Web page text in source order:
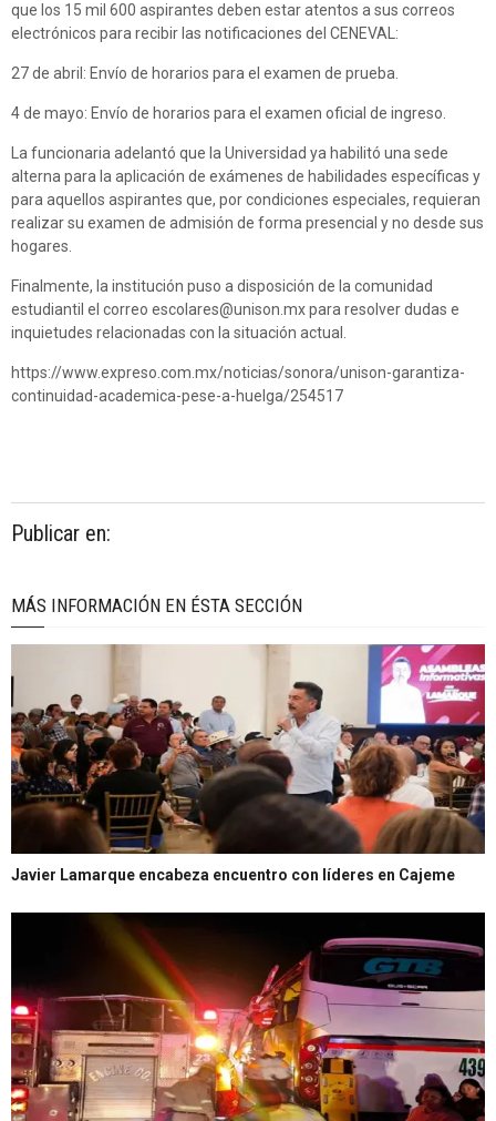
que los 15 mil 600 aspirantes deben estar atentos a sus correos
electrónicos para recibir las notificaciones del CENEVAL:
27 de abril: Envío de horarios para el examen de prueba.
4 de mayo: Envío de horarios para el examen oficial de ingreso.
La funcionaria adelantó que la Universidad ya habilitó una sede
alterna para la aplicación de exámenes de habilidades específicas y
para aquellos aspirantes que, por condiciones especiales, requieran
realizar su examen de admisión de forma presencial y no desde sus
hogares.
Finalmente, la institución puso a disposición de la comunidad
estudiantil el correo escolares@unison.mxpara resolver dudas e
inquietudes relacionadas con la situación actual.
https://www.expreso.com.mx/noticias/sonora/unison-garantiza-
continuidad-academica-pese-a-huelga/254517
Publicar en:
MÁS INFORMACIÓN EN ÉSTA SECCIÓN
Javier Lamarque encabeza encuentro con líderes en Cajeme